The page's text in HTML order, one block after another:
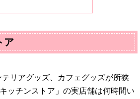
ア
リアグッズ、カフェグッズが所狭
キッチンストア」の実店舗は何時間い